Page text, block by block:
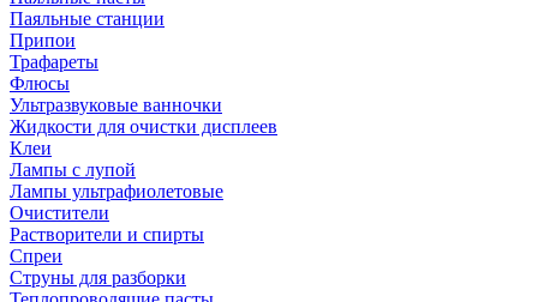
Паяльные станции
Припои
Трафареты
Флюсы
Ультразвуковые ванночки
Жидкости для очистки дисплеев
Клеи
Лампы с лупой
Лампы ультрафиолетовые
Очистители
Растворители и спирты
Спреи
Струны для разборки